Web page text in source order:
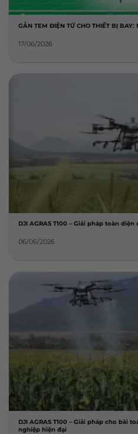
GẮN TEM ĐIỆN TỬ CHO THIẾT BỊ
17/06/2026
DJI AGRAS T100 – Giải pháp toàn
06/06/2026
DJI AGRAS T100 – Giải pháp cho bài
nghiệp hiện đại